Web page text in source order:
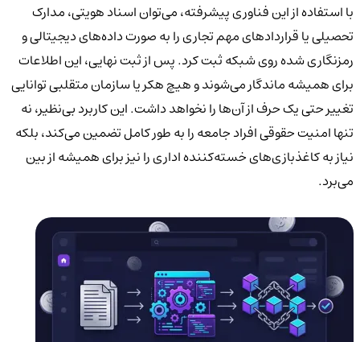
با استفاده از این فناوری پیشرفته، می‌توان اسناد هویتی، مدارک
تحصیلی یا قراردادهای مهم تجاری را به صورت داده‌های دیجیتالی و
رمزنگاری شده روی شبکه ثبت کرد. پس از ثبت نهایی، این اطلاعات
برای همیشه ماندگار می‌شوند و هیچ هکر یا سازمان متقلبی توانایی
تغییر حتی یک حرف از آن‌ها را نخواهد داشت. این کاربرد بی‌نظیر، نه
تنها امنیت حقوقی افراد جامعه را به طور کامل تضمین می‌کند، بلکه
نیاز به کاغذبازی‌های خسته‌کننده اداری را نیز برای همیشه از بین
می‌برد.